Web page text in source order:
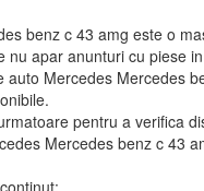
benz c 43 amg este o
nu apar anunturi cu piese
auto Mercedes Mercedes
pentru a verifica
Mercedes benz c 43